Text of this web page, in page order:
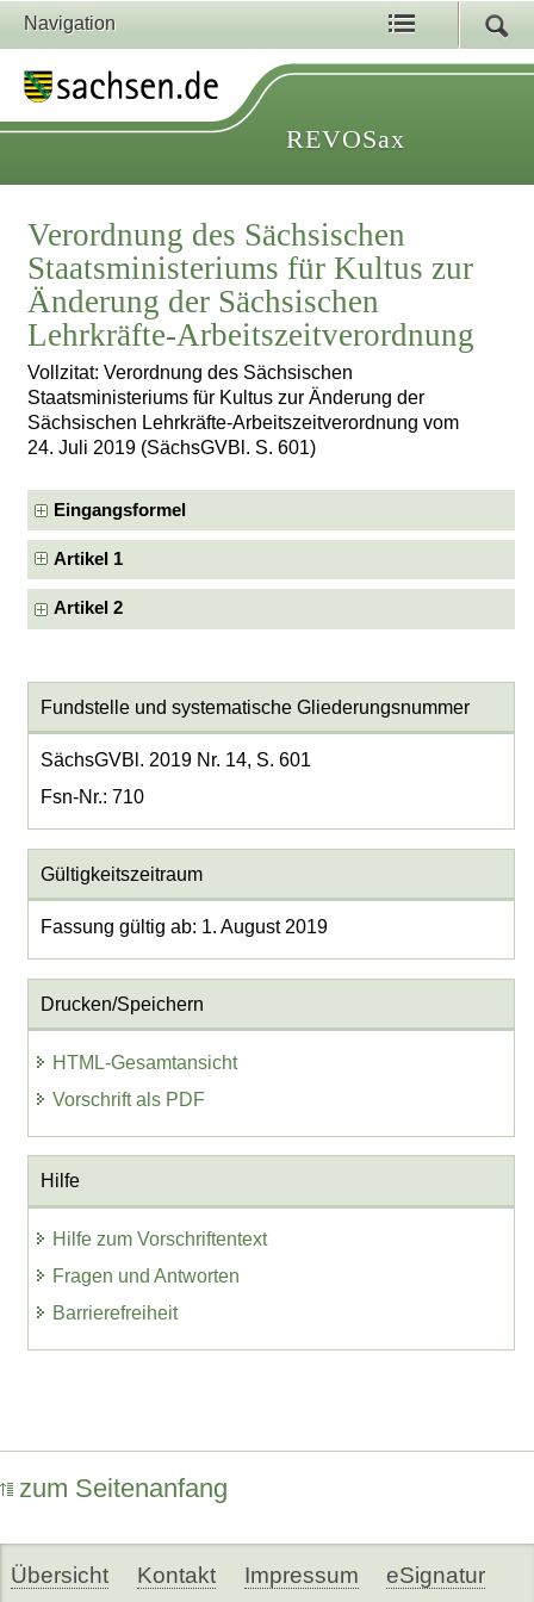
Navigation
REVOSax
Verordnung des Sächsischen
Staatsministeriums für Kultus zur
Änderung der Sächsischen
Lehrkräfte-Arbeitszeitverordnung
Vollzitat: Verordnung des Sächsischen
Staatsministeriums für Kultus zur Änderung der
Sächsischen Lehrkräfte-Arbeitszeitverordnung vom
24. Juli 2019 (SächsGVBl. S. 601)
Eingangsformel
Artikel 1
Artikel 2
Fundstelle und systematische Gliederungsnummer
SächsGVBl. 2019 Nr. 14, S. 601
Fsn-Nr.: 710
Gültigkeitszeitraum
Fassung gültig ab: 1. August 2019
Drucken/Speichern
HTML-Gesamtansicht
Vorschrift als PDF
Hilfe
Hilfe zum Vorschriftentext
Fragen und Antworten
Barrierefreiheit
zum Seitenanfang
Übersicht Kontakt Impressum eSignatur